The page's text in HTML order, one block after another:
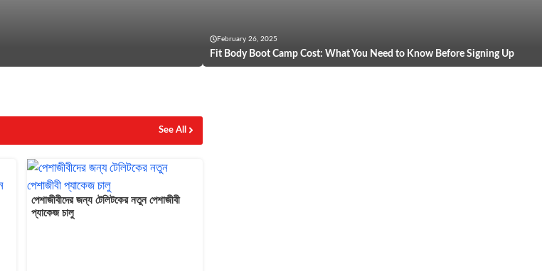
February 26, 2025
Fit Body Boot Camp Cost: What You Need to Know Before Signing Up
See All
পেশাজীবীদের জন্য টেলিটকের নতুন পেশাজীবী
প্যাকেজ চালু